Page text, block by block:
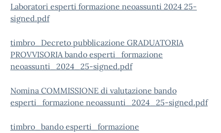
Laboratori esperti formazione neoassunti 2024 25-
signed.pdf
timbro_Decreto pubblicazione GRADUATORIA
PROVVISORIA bando esperti_formazione
neoassunti_2024_25-signed.pdf
Nomina COMMISSIONE di valutazione bando
esperti_formazione neoassunti_2024_25-signed.pdf
timbro_bando esperti_formazione